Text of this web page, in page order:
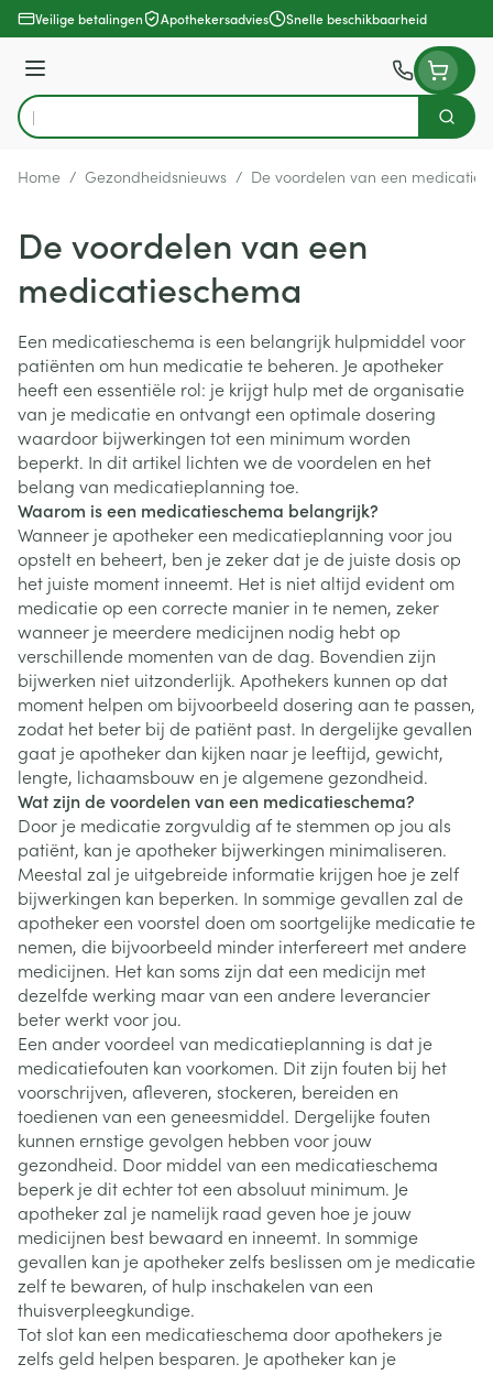
Ga naar de inhoud
Veilige betalingen Apothekersadvies Snelle beschikbaarheid
Menu
Product, merk, categorie...
Zoek
Home / Gezondheidsnieuws / De voordelen van een
De voordelen van een
medicatieschema
Een medicatieschema is een belangrijk hulpmiddel voor
patiënten om hun medicatie te beheren. Je apotheker
heeft een essentiële rol: je krijgt hulp met de organisatie
van je medicatie en ontvangt een optimale dosering
waardoor bijwerkingen tot een minimum worden
beperkt. In dit artikel lichten we de voordelen en het
belang van medicatieplanning toe.
Waarom is een medicatieschema belangrijk?
Wanneer je apotheker een medicatieplanning voor jou
opstelt en beheert, ben je zeker dat je de juiste dosis op
het juiste moment inneemt. Het is niet altijd evident om
medicatie op een correcte manier in te nemen, zeker
wanneer je meerdere medicijnen nodig hebt op
verschillende momenten van de dag. Bovendien zijn
bijwerken niet uitzonderlijk. Apothekers kunnen op dat
moment helpen om bijvoorbeeld dosering aan te passen,
zodat het beter bij de patiënt past. In dergelijke gevallen
gaat je apotheker dan kijken naar je leeftijd, gewicht,
lengte, lichaamsbouw en je algemene gezondheid.
Wat zijn de voordelen van een medicatieschema?
Door je medicatie zorgvuldig af te stemmen op jou als
patiënt, kan je apotheker bijwerkingen minimaliseren.
Meestal zal je uitgebreide informatie krijgen hoe je zelf
bijwerkingen kan beperken. In sommige gevallen zal de
apotheker een voorstel doen om soortgelijke medicatie te
nemen, die bijvoorbeeld minder interfereert met andere
medicijnen. Het kan soms zijn dat een medicijn met
dezelfde werking maar van een andere leverancier
beter werkt voor jou.
Een ander voordeel van medicatieplanning is dat je
medicatiefouten kan voorkomen. Dit zijn fouten bij het
voorschrijven, afleveren, stockeren, bereiden en
toedienen van een geneesmiddel. Dergelijke fouten
kunnen ernstige gevolgen hebben voor jouw
gezondheid. Door middel van een medicatieschema
beperk je dit echter tot een absoluut minimum. Je
apotheker zal je namelijk raad geven hoe je jouw
medicijnen best bewaard en inneemt. In sommige
gevallen kan je apotheker zelfs beslissen om je medicatie
zelf te bewaren, of hulp inschakelen van een
thuisverpleegkundige.
Tot slot kan een medicatieschema door apothekers je
zelfs geld helpen besparen. Je apotheker kan je